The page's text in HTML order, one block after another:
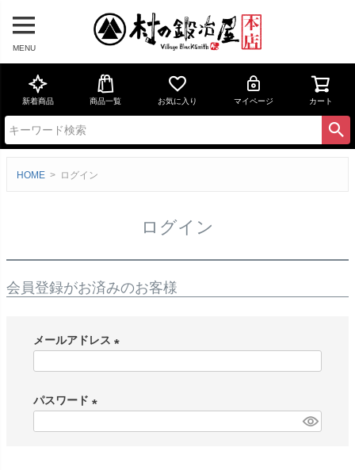
MENU
新着商品 商品一覧 お気に入り マイページ カート
HOME ログイン
ログイン
会員登録がお済みのお客様
メールアドレス
パスワード